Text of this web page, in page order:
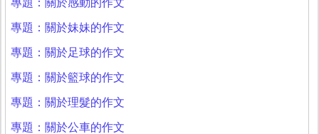
專題：關於感動的作文
專題：關於妹妹的作文
專題：關於足球的作文
專題：關於籃球的作文
專題：關於理髮的作文
專題：關於公車的作文